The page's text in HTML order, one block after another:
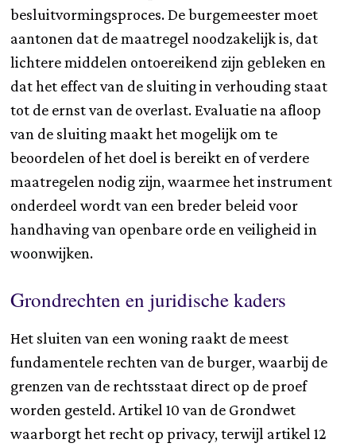
besluitvormingsproces. De burgemeester moet
aantonen dat de maatregel noodzakelijk is, dat
lichtere middelen ontoereikend zijn gebleken en
dat het effect van de sluiting in verhouding staat
tot de ernst van de overlast. Evaluatie na afloop
van de sluiting maakt het mogelijk om te
beoordelen of het doel is bereikt en of verdere
maatregelen nodig zijn, waarmee het instrument
onderdeel wordt van een breder beleid voor
handhaving van openbare orde en veiligheid in
woonwijken.
Grondrechten en juridische kaders
Het sluiten van een woning raakt de meest
fundamentele rechten van de burger, waarbij de
grenzen van de rechtsstaat direct op de proef
worden gesteld. Artikel 10 van de Grondwet
waarborgt het recht op privacy, terwijl artikel 12